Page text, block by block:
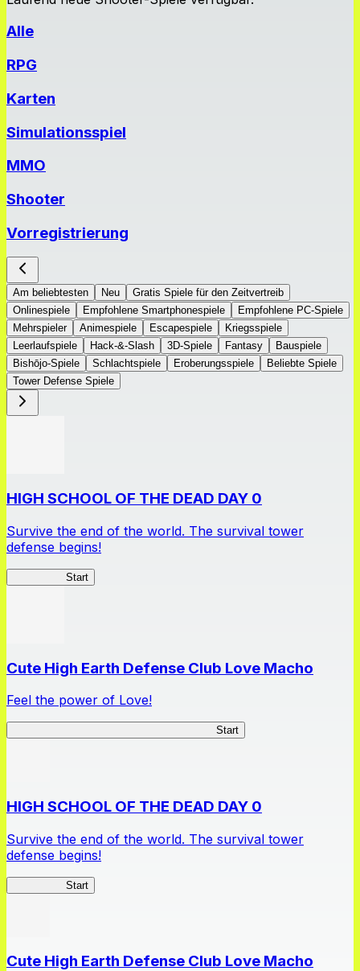
Alle
RPG
Karten
Simulationsspiel
MMO
Shooter
Vorregistrierung
Am beliebtesten Neu
Gratis Spiele für den Zeitvertreib
Onlinespiele
Empfohlene Smartphonespiele
Empfohlene PC-Spiele
Mehrspieler
Animespiele Escapespiele
Kriegsspiele
Leerlaufspiele
Hack-&-Slash 3D-Spiele Fantasy
Bauspiele
Bishōjo-Spiele
Schlachtspiele Eroberungsspiele
Beliebte Spiele
Tower Defense Spiele
HIGH SCHOOL OF THE DEAD DAY 0
Survive the end of the world. The survival tower
defense begins!
Start
Cute High Earth Defense Club Love Macho
Feel the power of Love!
Start
HIGH SCHOOL OF THE DEAD DAY 0
Survive the end of the world. The survival tower
defense begins!
Start
Cute High Earth Defense Club Love Macho